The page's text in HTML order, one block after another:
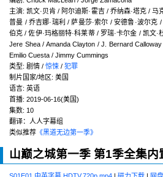
主演: 凯文·贝肯 / 阿尔迪斯·霍吉 / 乔纳森·塔克 / 马
普曼 / 乔吉娜·瑞利 / 萨曼莎·索尔 / 安德鲁·波尔克
伯克 / 佐伊·玛格丽特·科莱蒂 / 罗瑞·卡尔金 / 凯文
Jere Shea / Amanda Clayton / J. Bernard
Emilio Cuesta / Jimmy Cummings
类型: 剧情 / 惊悚 / 犯罪
制片国家/地区: 美国
语言: 英语
首播: 2019-06-16(美国)
集数: 10
翻译：人人字幕组
类似推荐 《黑道无边第一季》
山巅之城第一季 第1季全集内
S01E01.中英字幕.HDTV.720p.mp4 | 磁力下载 | 网